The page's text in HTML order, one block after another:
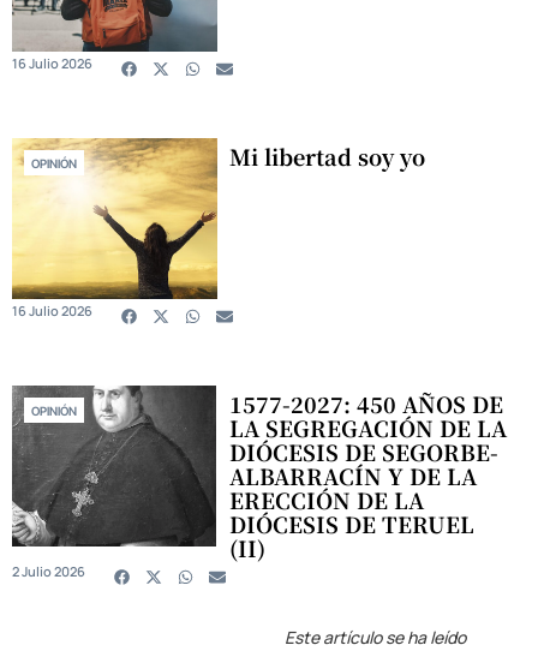
16 Julio 2026
OPINIÓN Mi libertad soy yo
16 Julio 2026
OPINIÓN 1577-2027: 450 AÑOS DE
LA SEGREGACIÓN DE LA
DIÓCESIS DE SEGORBE-
ALBARRACÍN Y DE LA
ERECCIÓN DE LA
DIÓCESIS DE TERUEL
(II)
2 Julio 2026
Este artículo se ha leído